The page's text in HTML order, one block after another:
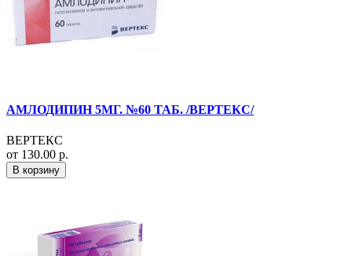
АМЛОДИПИН 5МГ. №60 ТАБ. /ВЕРТЕКС/
ВЕРТЕКС
от 130.00 р.
В корзину